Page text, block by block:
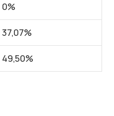
0%
37,07%
49,50%